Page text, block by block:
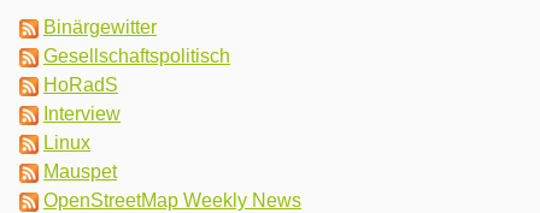
Binärgewitter
Gesellschaftspolitisch
HoRadS
Interview
Linux
Mauspet
OpenStreetMap Weekly News